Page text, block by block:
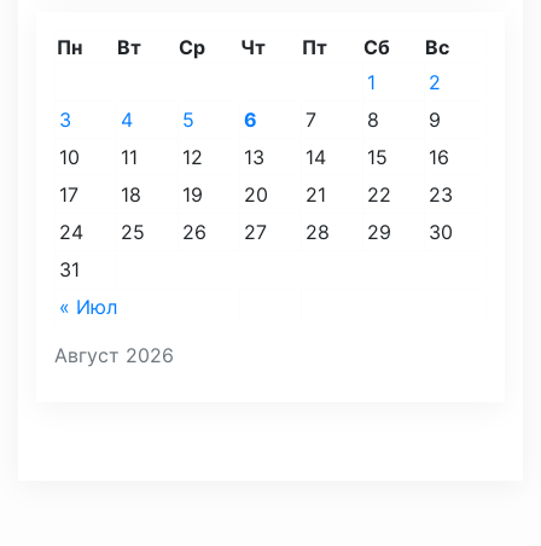
Август 2026
Пн Вт Ср Чт Пт Сб Вс
« Июл
1
2
3
4 5 6 7 8
9
10
11 12 13 14 15
16
17
18 19 20 21 22
23
24
25 26 27 28 29
30
31